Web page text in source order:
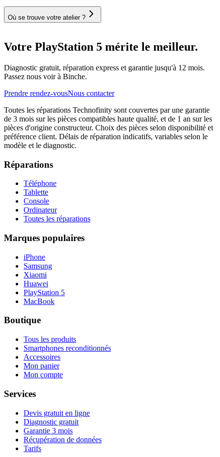
Où se trouve votre atelier ?
Votre PlayStation 5 mérite le meilleur.
Diagnostic gratuit, réparation express et garantie jusqu'à 12 mois.
Passez nous voir à Binche.
Prendre rendez-vousNous contacter
Toutes les réparations Technofinity sont couvertes par une garantie
de 3 mois sur les pièces compatibles haute qualité, et de 1 an sur les
pièces d'origine constructeur. Choix des pièces selon disponibilité et
préférence client. Délais de réparation indicatifs, variables selon le
modèle et le diagnostic.
Réparations
Téléphone
Tablette
Console
Ordinateur
Toutes les réparations
Marques populaires
iPhone
Samsung
Xiaomi
Huawei
PlayStation 5
MacBook
Boutique
Tous les produits
Smartphones reconditionnés
Accessoires
Mon panier
Mon compte
Services
Devis gratuit en ligne
Diagnostic gratuit
Garantie 3 mois
Récupération de données
Tarifs